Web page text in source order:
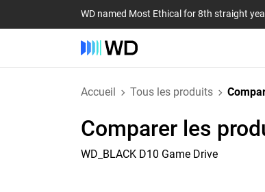
WD named Most Ethical for 8th straight
Accueil Tous les produits
Comparer les
WD_BLACK D10 Game Drive